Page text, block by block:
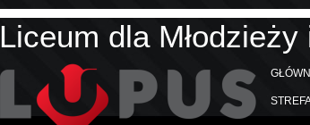
Liceum dla Młodzieży